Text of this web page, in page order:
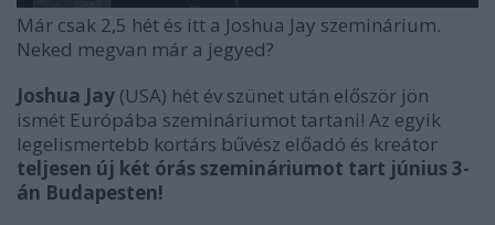
Már csak 2,5 hét és itt a Joshua Jay szeminárium.
Neked megvan már a jegyed?
Joshua Jay (USA) hét év szünet után először jön
ismét Európába szemináriumot tartani! Az egyik
legelismertebb kortárs bűvész előadó és kreátor
teljesen új két órás szemináriumot tart június 3-
án Budapesten!